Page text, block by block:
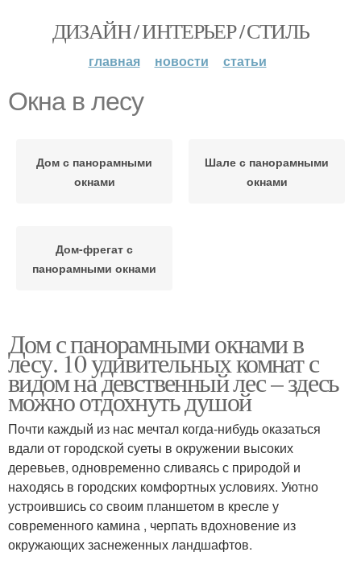
ДИЗАЙН / ИНТЕРЬЕР / СТИЛЬ
главная новости статьи
Окна в лесу
Дом с панорамными
окнами
Шале с панорамными
окнами
Дом-фрегат с
панорамными окнами
Дом с панорамными окнами в
лесу. 10 удивительных комнат с
видом на девственный лес – здесь
можно отдохнуть душой
Почти каждый из нас мечтал когда-нибудь оказаться
вдали от городской суеты в окружении высоких
деревьев, одновременно сливаясь с природой и
находясь в городских комфортных условиях. Уютно
устроившись со своим планшетом в кресле у
современного камина , черпать вдохновение из
окружающих заснеженных ландшафтов.